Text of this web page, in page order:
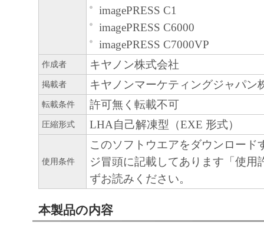
お客様は、再使用許諾、譲渡、販
もしくは貸与その他の方法により
フトウェア」を使用させることは
お客様は、「本ソフトウェア」の
修正、改変、逆コンパイル、逆ア
リバースエンジニアリング等する
ん。また第三者にこのような行為
せん。
帰属
「本ソフトウェア」に係る権原および
します。
imagePRESS C1
imagePRESS C6000
imagePRESS C7000VP
作成者 キヤノン株式会社
掲載者 キヤノンマーケティングジャパン
転載条件 許可無く転載不可
圧縮形式 LHA自己解凍型（EXE 形式）
使用条件
このソフトウエアをダウンロード
ジ冒頭に記載してあります「使用
ずお読みください。
本製品の内容